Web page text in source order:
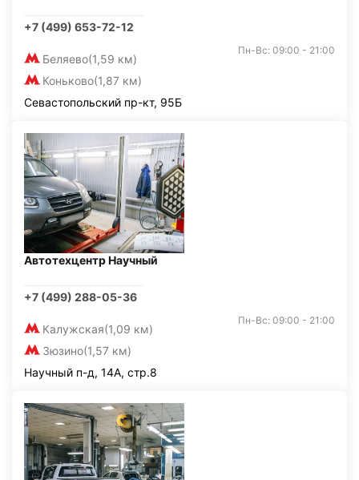
+7 (499) 653-72-12
Беляево(1,59 км)
Коньково(1,87 км)
Пн-Вс: 09:00 - 21:00
Севастопольский пр-кт, 95Б
Автотехцентр Научный
+7 (499) 288-05-36
Калужская(1,09 км)
Зюзино(1,57 км)
Пн-Вс: 09:00 - 21:00
Научный п-д, 14А, стр.8